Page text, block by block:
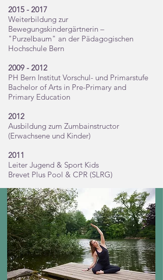
2015 - 2017
Weiterbildung zur
Bewegungskindergärtnerin –
"Purzelbaum" an der Pädagogischen
Hochschule Bern
2009 - 2012
PH Bern Institut Vorschul- und Primarstufe
Bachelor of Arts in Pre-Primary and
Primary Education
2012
Ausbildung zum Zumbainstructor
(Erwachsene und Kinder)
2011
Leiter Jugend & Sport Kids
Brevet Plus Pool & CPR (SLRG)